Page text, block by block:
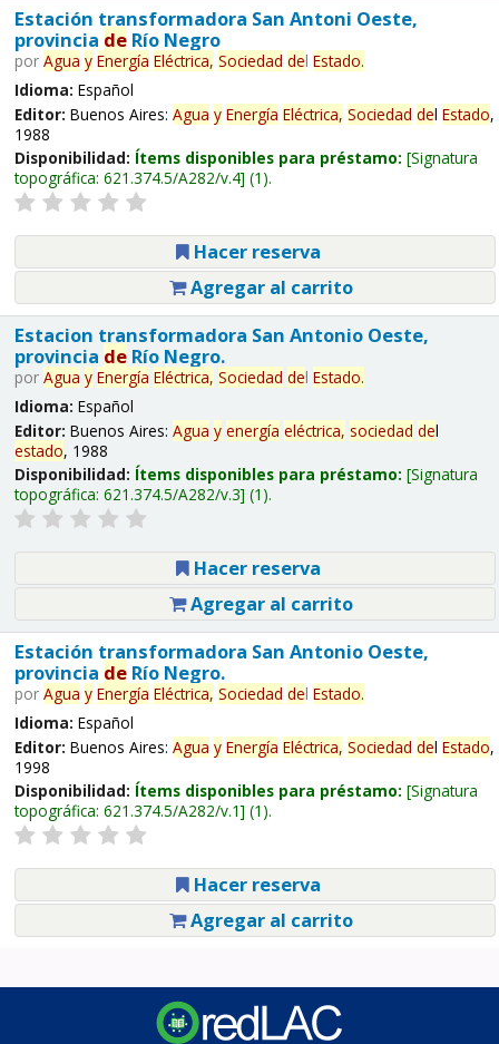
Estación transformadora San Antoni Oeste,
provincia deRío Negro
por Agua y Energía Eléctrica, Sociedad del Estado.
Idioma: Español
Editor: Buenos Aires: Agua y Energía Eléctrica, Sociedad del Estado,
1988
Disponibilidad: Ítems disponibles para préstamo: Signatura
topográfica: 621.374.5/A282/v.4 (1).
Hacer reserva
Agregar al carrito
Estacion transformadora San Antonio Oeste,
provincia deRío Negro.
por Agua y Energía Eléctrica, Sociedad del Estado.
Idioma: Español
Editor: Buenos Aires: Agua y energía eléctrica, sociedad del
estado, 1988
Disponibilidad: Ítems disponibles para préstamo: Signatura
topográfica: 621.374.5/A282/v.3 (1).
Hacer reserva
Agregar al carrito
Estación transformadora San Antonio Oeste,
provincia deRío Negro.
por Agua y Energía Eléctrica, Sociedad del Estado.
Idioma: Español
Editor: Buenos Aires: Agua y Energía Eléctrica, Sociedad del Estado,
1998
Disponibilidad: Ítems disponibles para préstamo: Signatura
topográfica: 621.374.5/A282/v.1 (1).
Hacer reserva
Agregar al carrito